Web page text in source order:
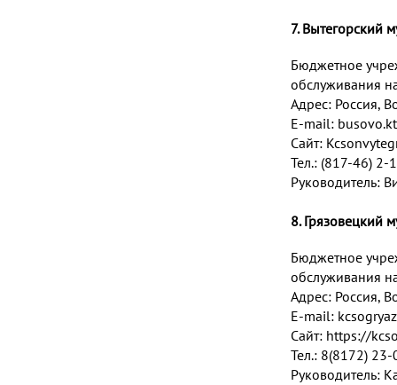
7. Вытегорский
Бюджетное
обслуживания
Адрес: Россия,
E-mail:
Сайт:
Тел.: (817-46)
Руководитель:
8. Грязовецкий
Бюджетное
обслуживания
Адрес: Россия,
E-mail:
Сайт: https://
Тел.: 8(8172)
Руководитель: